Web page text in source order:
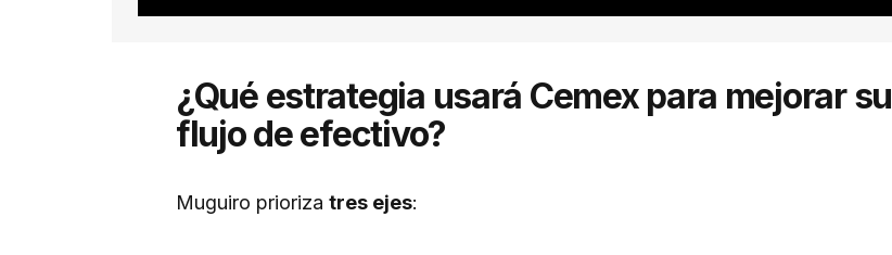
¿Qué estrategia usará Cemex para mejorar su
flujo de efectivo?
Muguiro prioriza tres ejes: